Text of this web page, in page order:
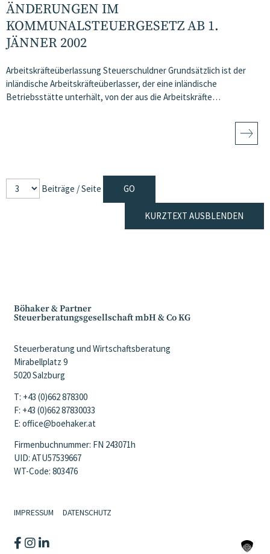
ÄNDERUNGEN IM
KOMMUNALSTEUERGESETZ AB 1.
JÄNNER 2002
Arbeitskräfteüberlassung Steuerschuldner Grundsätzlich ist der
inländische Arbeitskräfteüberlasser, der eine inländische
Betriebsstätte unterhält, von der aus die Arbeitskräfte…
Beiträge / Seite
KURZTEXT AUSBLENDEN
Böhaker & Partner
Steuerberatungsgesellschaft mbH & Co KG
Steuerberatung und Wirtschaftsberatung
Mirabellplatz 9
5020 Salzburg
T: +43 (0)662 878300
F: +43 (0)662 87830033
E: office@boehaker.at
Firmenbuchnummer: FN 243071h
UID: ATU57539667
WT-Code: 803476
IMPRESSUM DATENSCHUTZ